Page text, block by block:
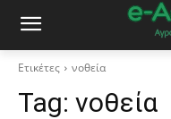
Ετικέτες νοθεία
Tag: νοθεία